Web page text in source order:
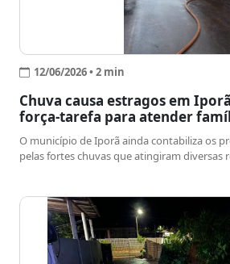
12/06/2026 • 2 min
Chuva causa estragos em
força-tarefa para atender
O município de Iporã ainda contabiliza os
pelas fortes chuvas que atingiram diversas